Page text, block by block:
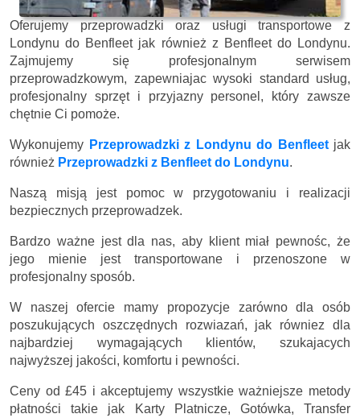
Oferujemy przeprowadzki oraz usługi transportowe z
Londynu do Benfleet jak również z Benfleet do Londynu.
Zajmujemy się profesjonalnym serwisem
przeprowadzkowym, zapewniajac wysoki standard usług,
profesjonalny sprzęt i przyjazny personel, który zawsze
chętnie Ci pomoże.
Wykonujemy Przeprowadzki z Londynu do Benfleetjak
również Przeprowadzki z Benfleet do Londynu.
Naszą misją jest pomoc w przygotowaniu i realizacji
bezpiecznych przeprowadzek.
Bardzo ważne jest dla nas, aby klient miał pewnośc, że
jego mienie jest transportowane i przenoszone w
profesjonalny sposób.
W naszej ofercie mamy propozycje zarówno dla osób
poszukujących oszczędnych rozwiazań, jak równiez dla
najbardziej wymagających klientów, szukajacych
najwyższej jakości, komfortu i pewności.
Ceny od £45 i akceptujemy wszystkie ważniejsze metody
płatności takie jak Karty Platnicze, Gotówka, Transfer